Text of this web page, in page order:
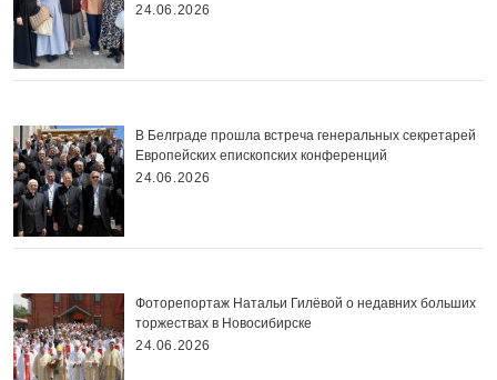
24.06.2026
В Белграде прошла встреча генеральных секретарей
Европейских епископских конференций
24.06.2026
Фоторепортаж Натальи Гилёвой о недавних больших
торжествах в Новосибирске
24.06.2026